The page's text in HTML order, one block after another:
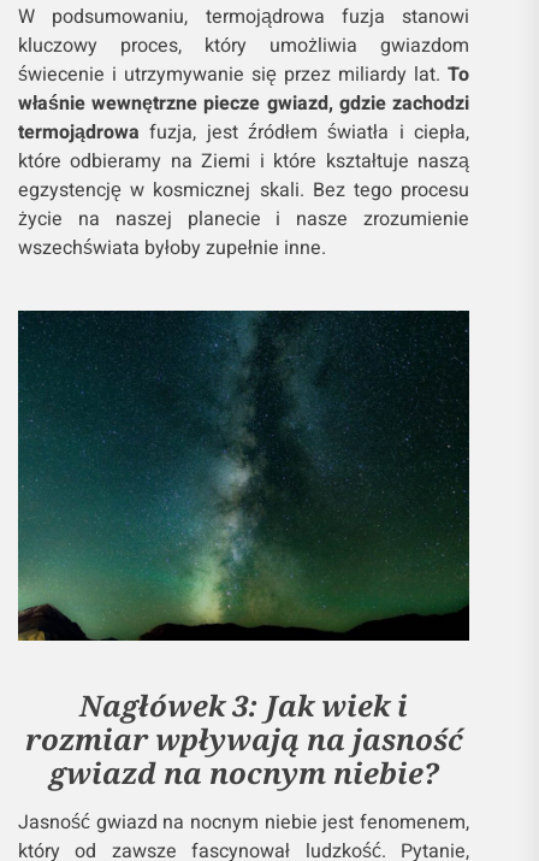
W podsumowaniu, termojądrowa fuzja stanowi
kluczowy proces, który umożliwia gwiazdom
świecenie i utrzymywanie się przez miliardy lat.To
właśnie wewnętrzne piecze gwiazd, gdzie zachodzi
termojądrowa fuzja, jest źródłem światła i ciepła,
które odbieramy na Ziemi i które kształtuje naszą
egzystencję w kosmicznej skali. Bez tego procesu
życie na naszej planecie i nasze zrozumienie
wszechświata byłoby zupełnie inne.
Nagłówek 3: Jak wiek i
rozmiar wpływają na jasność
gwiazd na nocnym niebie?
Jasność gwiazd na nocnym niebie jest fenomenem,
który od zawsze fascynował ludzkość. Pytanie,